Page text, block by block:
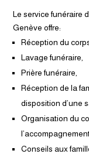
Le service funéraire
Genève offre:
Réception du
Lavage funéraire,
Prière funéraire,
Réception de la
disposition d’une
Organisation du
Conseils aux